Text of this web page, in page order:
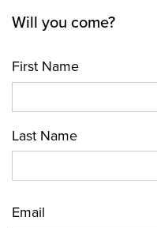
Will you come?
First Name
Last Name
Email